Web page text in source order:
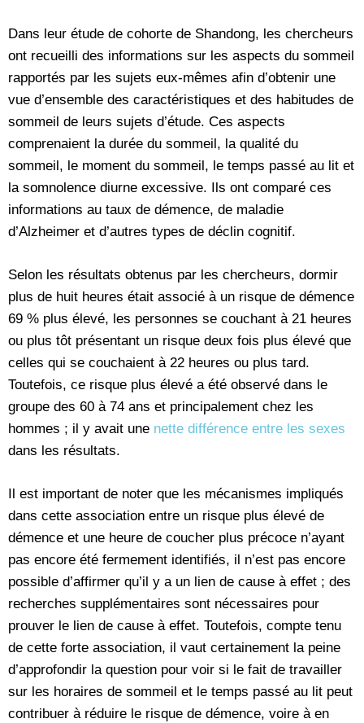
Dans leur étude de cohorte de Shandong, les chercheurs
ont recueilli des informations sur les aspects du sommeil
rapportés par les sujets eux-mêmes afin d’obtenir une
vue d’ensemble des caractéristiques et des habitudes de
sommeil de leurs sujets d’étude. Ces aspects
comprenaient la durée du sommeil, la qualité du
sommeil, le moment du sommeil, le temps passé au lit et
la somnolence diurne excessive. Ils ont comparé ces
informations au taux de démence, de maladie
d’Alzheimer et d’autres types de déclin cognitif.
Selon les résultats obtenus par les chercheurs, dormir
plus de huit heures était associé à un risque de démence
69 % plus élevé, les personnes se couchant à 21 heures
ou plus tôt présentant un risque deux fois plus élevé que
celles qui se couchaient à 22 heures ou plus tard.
Toutefois, ce risque plus élevé a été observé dans le
groupe des 60 à 74 ans et principalement chez les
hommes ; il y avait une nette différence entre les sexes
dans les résultats.
Il est important de noter que les mécanismes impliqués
dans cette association entre un risque plus élevé de
démence et une heure de coucher plus précoce n’ayant
pas encore été fermement identifiés, il n’est pas encore
possible d’affirmer qu’il y a un lien de cause à effet ; des
recherches supplémentaires sont nécessaires pour
prouver le lien de cause à effet. Toutefois, compte tenu
de cette forte association, il vaut certainement la peine
d’approfondir la question pour voir si le fait de travailler
sur les horaires de sommeil et le temps passé au lit peut
contribuer à réduire le risque de démence, voire à en